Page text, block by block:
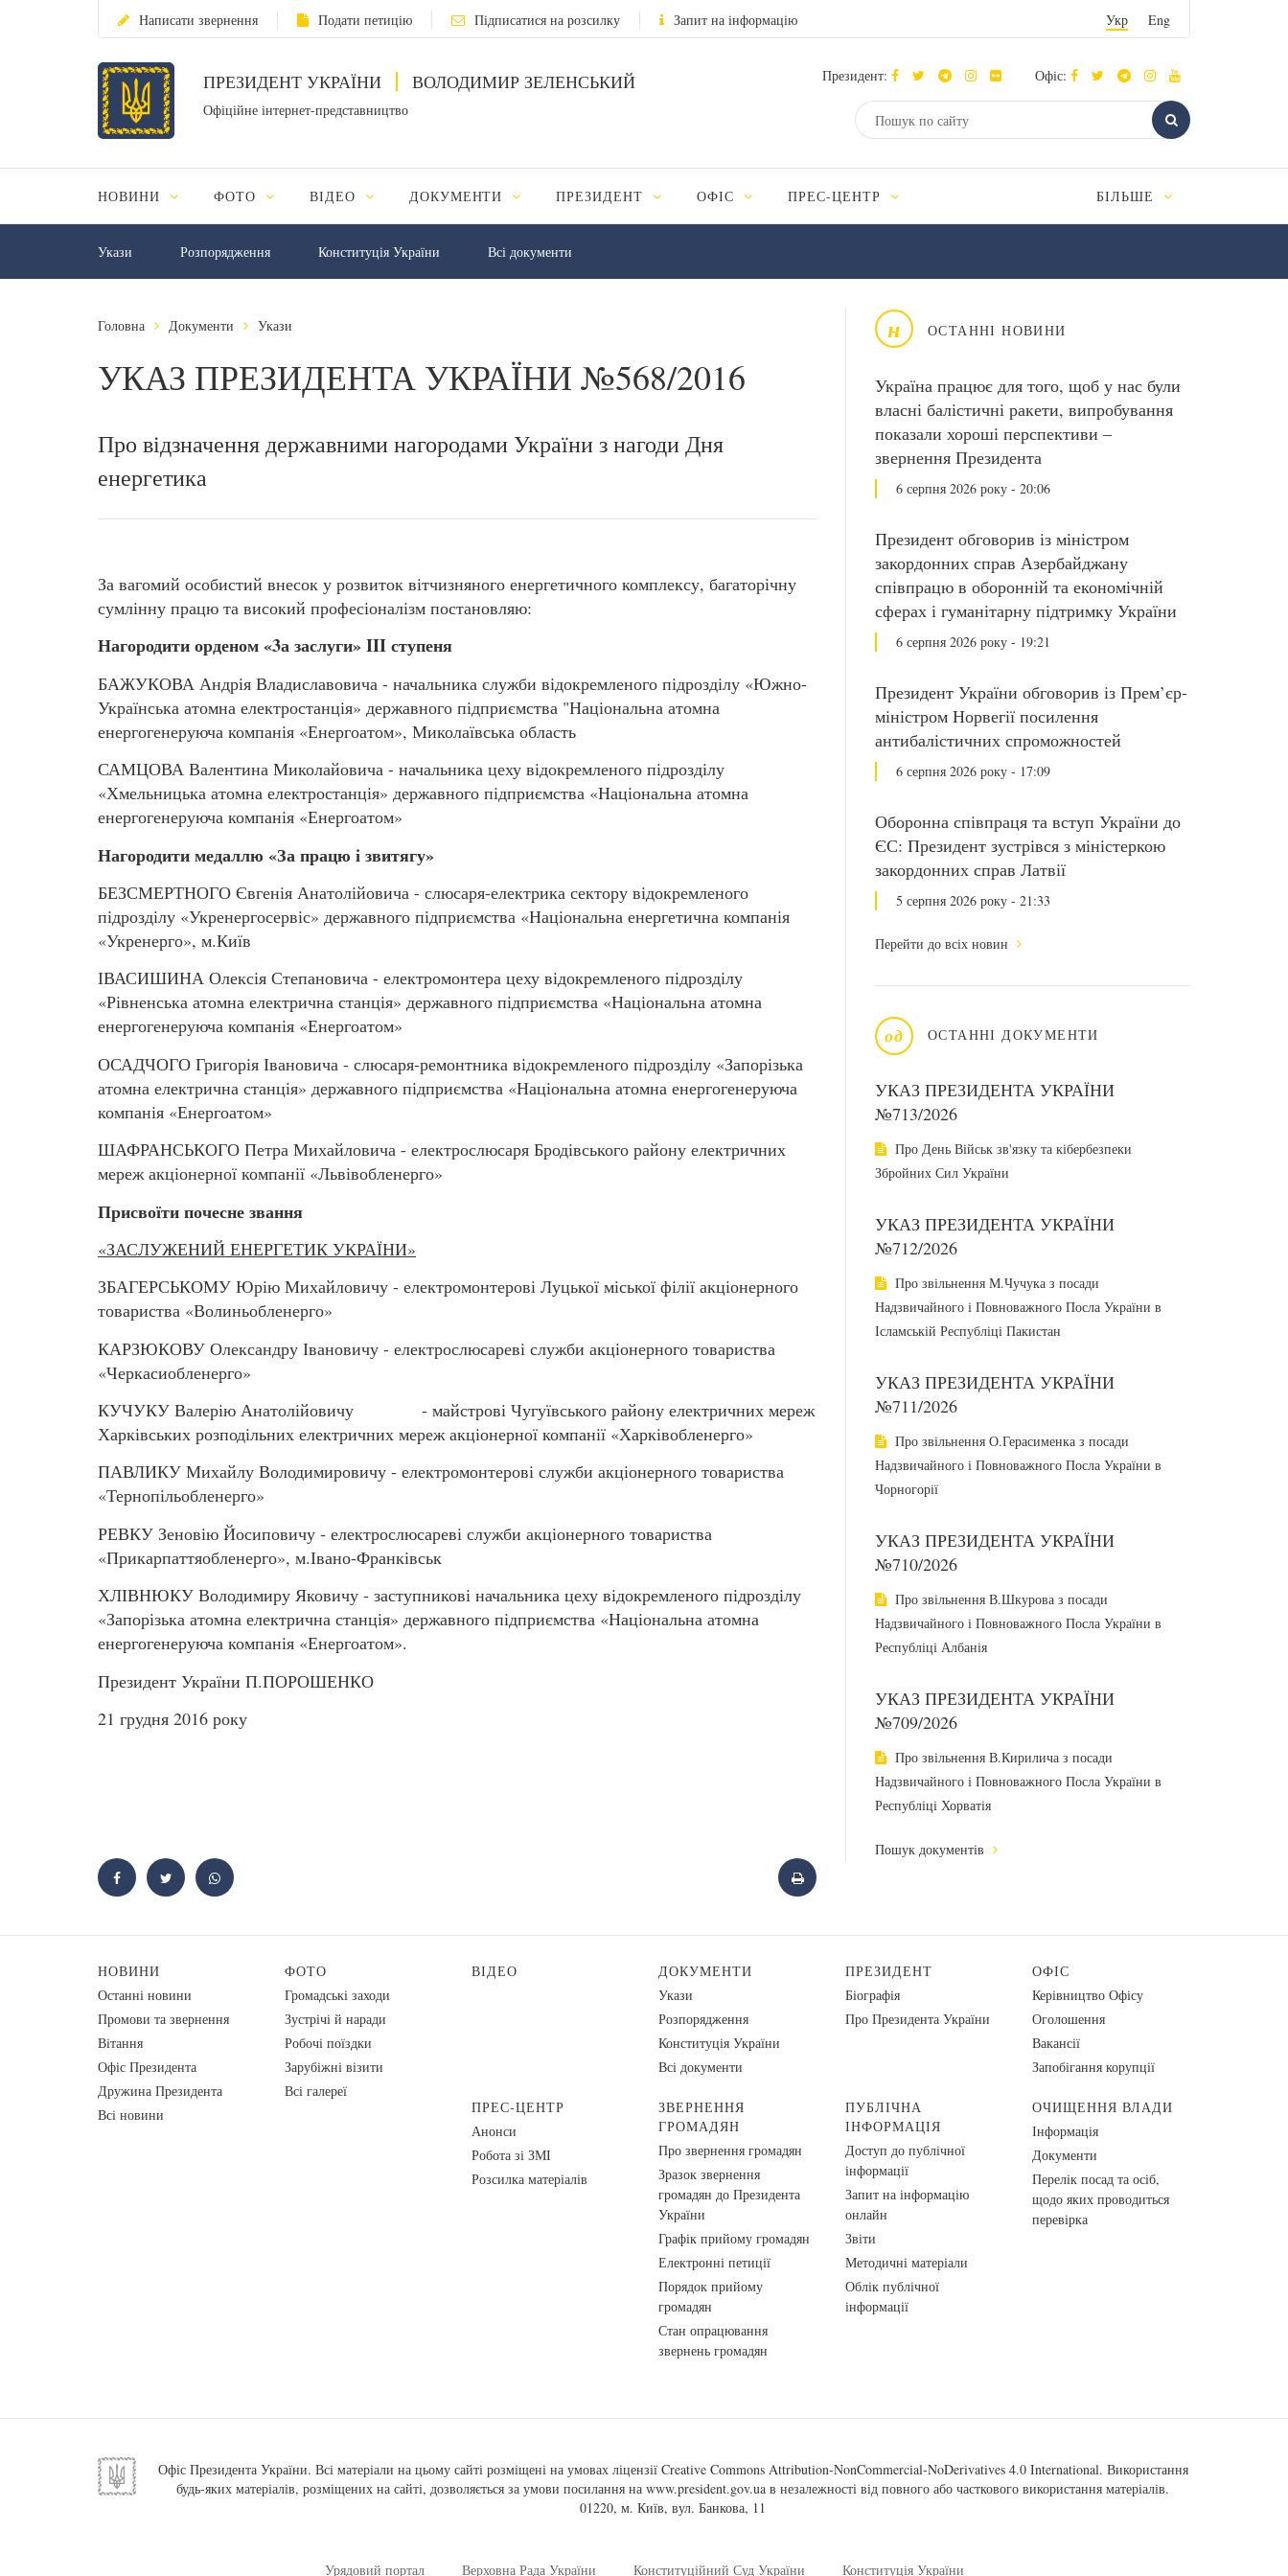
Написати звернення Подати петицію Підписатися на розсилку Запит на інформацію Укр Eng
ПРЕЗИДЕНТ УКРАЇНИ ВОЛОДИМИР ЗЕЛЕНСЬКИЙ
Офіційне інтернет-представництво
Президент: Офіс:
НОВИНИ ФОТО ВІДЕО ДОКУМЕНТИ ПРЕЗИДЕНТ ОФІС ПРЕС-ЦЕНТР БІЛЬШЕ
Укази Розпорядження Конституція України Всі документи
н ОСТАННІ НОВИНИ
Україна працює для того, щоб у нас були
власні балістичні ракети, випробування
показали хороші перспективи –
звернення Президента
6 серпня 2026 року - 20:06
Президент обговорив із міністром
закордонних справ Азербайджану
співпрацю в оборонній та економічній
сферах і гуманітарну підтримку України
6 серпня 2026 року - 19:21
Президент України обговорив із Прем’єр-
міністром Норвегії посилення
антибалістичних спроможностей
6 серпня 2026 року - 17:09
Оборонна співпраця та вступ України до
ЄС: Президент зустрівся з міністеркою
закордонних справ Латвії
5 серпня 2026 року - 21:33
Перейти до всіх новин
од ОСТАННІ ДОКУМЕНТИ
УКАЗ ПРЕЗИДЕНТА УКРАЇНИ
№713/2026
Про День Військ зв'язку та кібербезпеки
Збройних Сил України
УКАЗ ПРЕЗИДЕНТА УКРАЇНИ
№712/2026
Про звільнення М.Чучука з посади
Надзвичайного і Повноважного Посла України в
Ісламській Республіці Пакистан
УКАЗ ПРЕЗИДЕНТА УКРАЇНИ
№711/2026
Про звільнення О.Герасименка з посади
Надзвичайного і Повноважного Посла України в
Чорногорії
УКАЗ ПРЕЗИДЕНТА УКРАЇНИ
№710/2026
Про звільнення В.Шкурова з посади
Надзвичайного і Повноважного Посла України в
Республіці Албанія
УКАЗ ПРЕЗИДЕНТА УКРАЇНИ
№709/2026
Про звільнення В.Кирилича з посади
Надзвичайного і Повноважного Посла України в
Республіці Хорватія
Пошук документів
Головна Документи Укази
УКАЗ ПРЕЗИДЕНТА УКРАЇНИ №568/2016
Про відзначення державними нагородами України з нагоди Дня
енергетика
За вагомий особистий внесок у розвиток вітчизняного енергетичного комплексу, багаторічну
сумлінну працю та високий професіоналізм постановляю:
Нагородити орденом «3а заслуги»III ступеня
БАЖУКОВА Андрія Владиславовича - начальника служби відокремленого підрозділу «Южно-
Українська атомна електростанція» державного підприємства "Національна атомна
енергогенеруюча компанія «Енергоатом», Миколаївська область
САМЦОВА Валентина Миколайовича - начальника цеху відокремленого підрозділу
«Хмельницька атомна електростанція» державного підприємства «Національна атомна
енергогенеруюча компанія «Енергоатом»
Нагородити медаллю «За працю і звитягу»
БЕЗСМЕРТНОГО Євгенія Анатолійовича - слюсаря-електрика сектору відокремленого
підрозділу «Укренергосервіс» державного підприємства «Національна енергетична компанія
«Укренерго», м.Київ
ІВАСИШИНА Олексія Степановича - електромонтера цеху відокремленого підрозділу
«Рівненська атомна електрична станція» державного підприємства «Національна атомна
енергогенеруюча компанія «Енергоатом»
ОСАДЧОГО Григорія Івановича - слюсаря-ремонтника відокремленого підрозділу «Запорізька
атомна електрична станція» державного підприємства «Національна атомна енергогенеруюча
компанія «Енергоатом»
ШАФРАНСЬКОГО Петра Михайловича - електрослюсаря Бродівського району електричних
мереж акціонерної компанії «Львівобленерго»
Присвоїти почесне звання
«ЗАСЛУЖЕНИЙ ЕНЕРГЕТИК УКРАЇНИ»
ЗБАГЕРСЬКОМУ Юрію Михайловичу - електромонтерові Луцької міської філії акціонерного
товариства «Волиньобленерго»
КАРЗЮКОВУ Олександру Івановичу - електрослюсареві служби акціонерного товариства
«Черкасиобленерго»
КУЧУКУ Валерію Анатолійовичу - майстрові Чугуївського району електричних мереж
Харківських розподільних електричних мереж акціонерної компанії «Харківобленерго»
ПАВЛИКУ Михайлу Володимировичу - електромонтерові служби акціонерного товариства
«Тернопільобленерго»
РЕВКУ Зеновію Йосиповичу - електрослюсареві служби акціонерного товариства
«Прикарпаттяобленерго», м.Івано-Франківськ
ХЛІВНЮКУ Володимиру Яковичу - заступникові начальника цеху відокремленого підрозділу
«Запорізька атомна електрична станція» державного підприємства «Національна атомна
енергогенеруюча компанія «Енергоатом».
Президент України П.ПОРОШЕНКО
21 грудня 2016 року
НОВИНИ
Останні новини
Промови та звернення
Вiтання
Офіс Президента
Дружина Президента
Всі новини
ФОТО
Громадські заходи
Зустрічі й наради
Робочі поїздки
Зарубіжні візити
Всі галереї
ВІДЕО
ДОКУМЕНТИ
Укази
Розпорядження
Конституція України
Всі документи
ПРЕЗИДЕНТ
Біографія
Про Президента України
ОФІС
Керівництво Офісу
Оголошення
Вакансії
Запобігання корупції
ПРЕС-ЦЕНТР
Анонси
Робота зі ЗМІ
Розсилка матеріалів
ЗВЕРНЕННЯ
ГРОМАДЯН
Про звернення громадян
Зразок звернення
громадян до Президента
України
Графік прийому громадян
Електронні петиції
Порядок прийому
громадян
Стан опрацювання
звернень громадян
ПУБЛІЧНА
ІНФОРМАЦІЯ
Доступ до публічної
інформації
Запит на інформацію
онлайн
Звіти
Методичні матеріали
Облік публічної
інформації
ОЧИЩЕННЯ ВЛАДИ
Інформація
Документи
Перелік посад та осіб,
щодо яких проводиться
перевірка
Офіс Президента України. Всі матеріали на цьому сайті розміщені на умовах ліцензії Creative Commons Attribution-NonCommercial-NoDerivatives 4.0 International. Використання
будь-яких матеріалів, розміщених на сайті, дозволяється за умови посилання на www.president.gov.ua в незалежності від повного або часткового використання матеріалів.
01220, м. Київ, вул. Банкова, 11
Урядовий портал Верховна Рада України Конституційний Суд України Конституція України